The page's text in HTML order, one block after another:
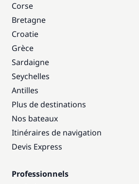
Corse
Bretagne
Croatie
Grèce
Sardaigne
Seychelles
Antilles
Plus de destinations
Nos bateaux
Itinéraires de navigation
Devis Express
Professionnels